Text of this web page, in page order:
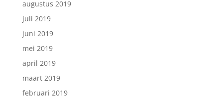
augustus 2019
juli 2019
juni 2019
mei 2019
april 2019
maart 2019
februari 2019